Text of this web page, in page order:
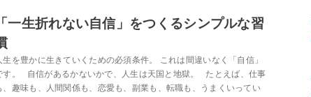
一生折れない自信」をつくるシンプルな習
生を豊かに生きていくための必須条件。 これは間違いなく「自信」
す。 自信があるかないかで、人生は天国と地獄。 たとえば、仕事
、趣味も、人間関係も、恋愛も、副業も、転職も、うまくいってい